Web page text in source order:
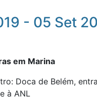
- 05 Set
em Marina
Doca de Belém,
à ANL